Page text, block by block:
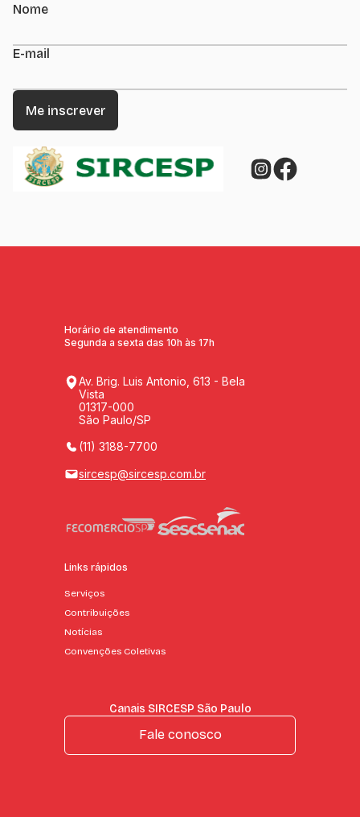
Nome
E-mail
Horário de atendimento
Segunda a sexta das 10h às 17h
Av. Brig. Luis Antonio, 613 - Bela
Vista
01317-000
São Paulo/SP
(11) 3188-7700
sircesp@sircesp.com.br
Links rápidos
Serviços
Contribuições
Notícias
Convenções Coletivas
Canais SIRCESP São Paulo
Fale conosco